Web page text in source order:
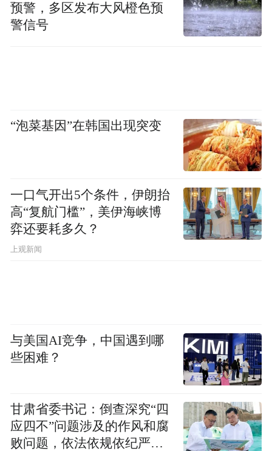
预警，多区发布大风橙色预
警信号
“泡菜基因”在韩国出现突变
一口气开出5个条件，伊朗抬
高“复航门槛”，美伊海峡博
弈还要耗多久？
上观新闻
与美国AI竞争，中国遇到哪
些困难？
甘肃省委书记：倒查深究“四
应四不”问题涉及的作风和腐
败问题，依法依规依纪严肃